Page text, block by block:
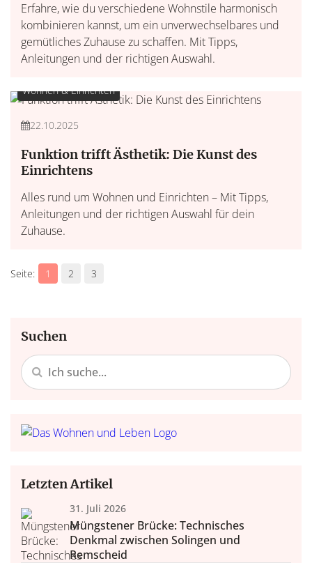
Erfahre, wie du verschiedene Wohnstile harmonisch
kombinieren kannst, um ein unverwechselbares und
gemütliches Zuhause zu schaffen. Mit Tipps,
Anleitungen und der richtigen Auswahl.
Wohnen & Einrichten
22.10.2025
Funktion trifft Ästhetik: Die Kunst des
Einrichtens
Alles rund um Wohnen und Einrichten – Mit Tipps,
Anleitungen und der richtigen Auswahl für dein
Zuhause.
1 2 3
Suchen
Letzten Artikel
31. Juli 2026
Müngstener Brücke: Technisches
Denkmal zwischen Solingen und
Remscheid